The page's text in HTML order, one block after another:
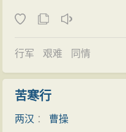
远的时候，曹操才说：“
器具。五辛的另外一种
注：这不是受尽
的
行》的主题是
成其大业心情。
在艺术风格上，曹操
们以感情
悲凉 为其特色。慷慨
被举为孝廉，入京都洛
理。曹操一到职，就申明
十余根，悬于衙门左右，
幸的宦官蹇硕的叔父蹇图
蹇图用五色棒处死。于是
绥。釐三才之缺典，启天
宏覆，援日月而齐辉。济
故制胜于庙算。”
行军 艰难 同情
苦寒行
两汉 ： 曹操